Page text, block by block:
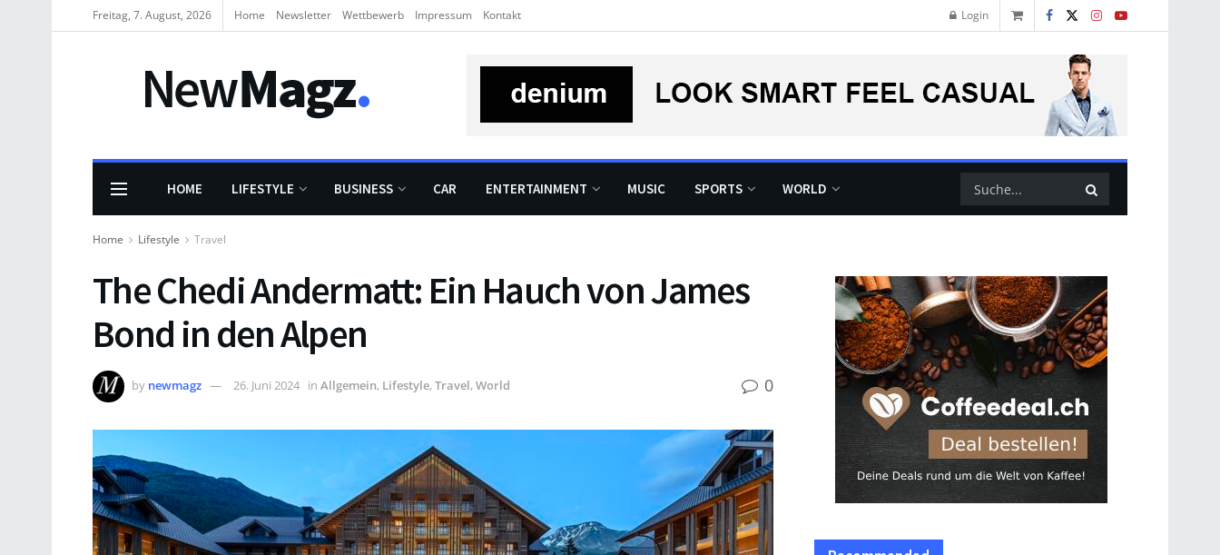
Freitag, 7. August, 2026 Home Newsletter Wettbewerb Impressum Kontakt Login
HOME LIFESTYLE BUSINESS CAR ENTERTAINMENT MUSIC SPORTS WORLD
Home Lifestyle Travel
The Chedi Andermatt: Ein Hauch von James
Bond in den Alpen
by newmagz 26. Juni 2024 in Allgemein, Lifestyle,Travel,World 0